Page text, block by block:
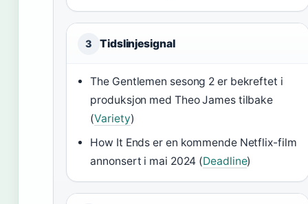
3 Tidslinjesignal
The Gentlemen sesong 2 er bekreftet i
produksjon med Theo James tilbake
(Variety)
How It Ends er en kommende Netflix-film
annonsert i mai 2024 (Deadline)